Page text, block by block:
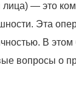
— это
Эта
В
вопросы о